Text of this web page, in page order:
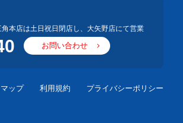
店は土日祝日閉店し、大矢野店にて営業
お問い合わせ
ップ 利用規約 プライバシーポリシー